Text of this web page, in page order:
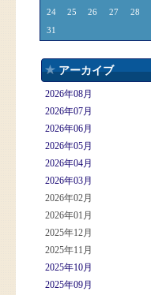
24
25 26 27 28
31
アーカイブ
2026年08月
2026年07月
2026年06月
2026年05月
2026年04月
2026年03月
2026年02月
2026年01月
2025年12月
2025年11月
2025年10月
2025年09月